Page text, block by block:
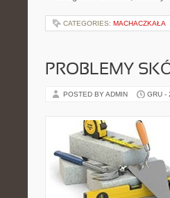
CATEGORIES: MACHACZKAŁA
PROBLEMY
POSTED BY ADMIN GRU -